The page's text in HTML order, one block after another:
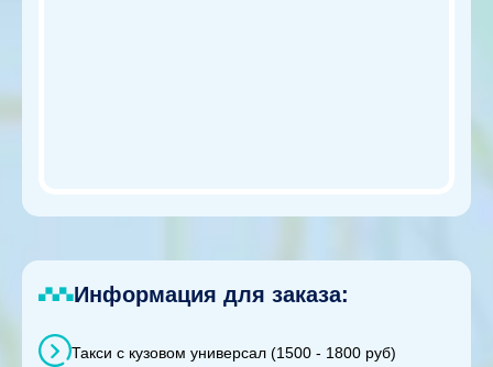
Информация для заказа:
Такси с кузовом универсал (1500 - 1800 руб)